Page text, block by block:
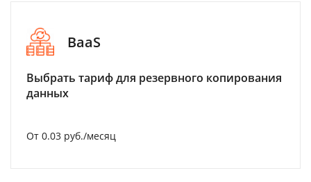
BaaS
Выбрать тариф для резервного копирования
данных
От 0.03 руб./месяц